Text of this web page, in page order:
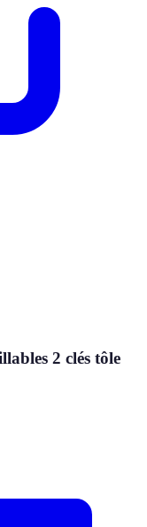
2 clés tôle